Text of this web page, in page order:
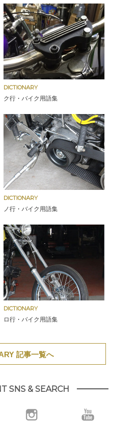
DICTIONARY
ク行・バイク用語集
DICTIONARY
ノ行・バイク用語集
DICTIONARY
ロ行・バイク用語集
記事一覧へ
SNS & SEARCH